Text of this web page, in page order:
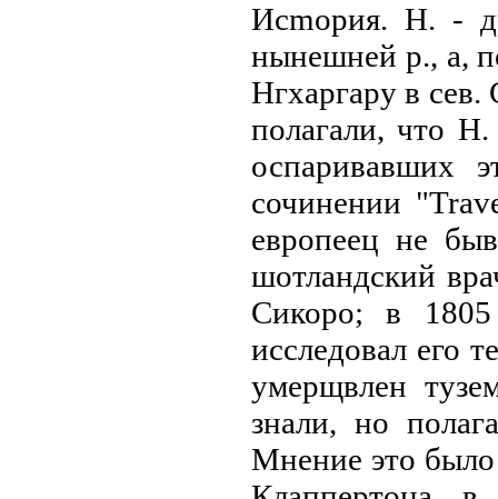
Иcmopия. Н. -
нынешней р., а,
Нгхаргару в сев.
полагали, что
оспаривавших
сочинении
европеец не
шотландский
Сикоро; в
исследовал его
умерщвлен
знaли, но
Мнение это